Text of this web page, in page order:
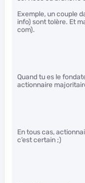
Exemple, un couple
info) sont tolère. Et
com).
Quand tu es le
actionnaire
En tous cas,
c’est certain ;)